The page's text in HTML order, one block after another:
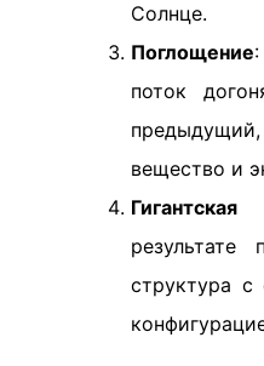
Солнце.
Поглощение
поток
вещество и
результате
структура с